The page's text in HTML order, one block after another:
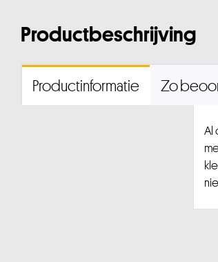
Productbeschrijving
Productinformatie Zo
Al